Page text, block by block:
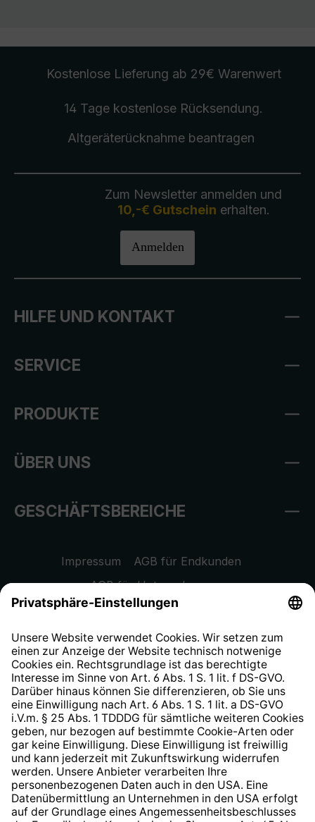
Kostenlose Lieferung ab 29€ Warenwert
14 Tage kostenlose Rücksendung.
Altgeräterücknahmebeantragen
Zum Newsletter anmelden und
10,-€ Gutschein erhalten.
Anmelden
HILFE UND KONTAKT
SERVICE
PRODUKTE
ÜBER UNS
GESCHÄFTSBEREICHE
Impressum
AGB für Endkunden
AGB für Unternehmen
Datenschutzhinweis
Widerrufsrecht
Hinweisgeberschutzsystem
Barrierefreiheit